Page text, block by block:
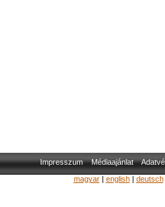
Impresszum Médiaajánlat
magyar| english| deutsch